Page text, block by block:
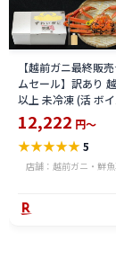
【越前ガニ最終販
ムセール】訳あり
以上 未冷凍 (活 ボ
る) 福井県産 国産 産
れ 訳ありカニ 越前
ニ 越前 かに 送料無
12,222 円～
★★★★★5
店舗：越前ガニ・鮮